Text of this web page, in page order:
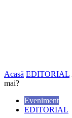
Acasă EDITORIAL
mai?
Eveniment
EDITORIAL